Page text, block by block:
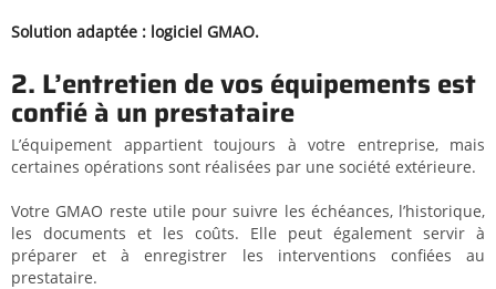
Solution adaptée : logiciel GMAO.
2. L’entretien de vos équipements est
confié à un prestataire
L’équipement appartient toujours à votre entreprise, mais
certaines opérations sont réalisées par une société extérieure.
Votre GMAO reste utile pour suivre les échéances, l’historique,
les documents et les coûts. Elle peut également servir à
préparer et à enregistrer les interventions confiées au
prestataire.